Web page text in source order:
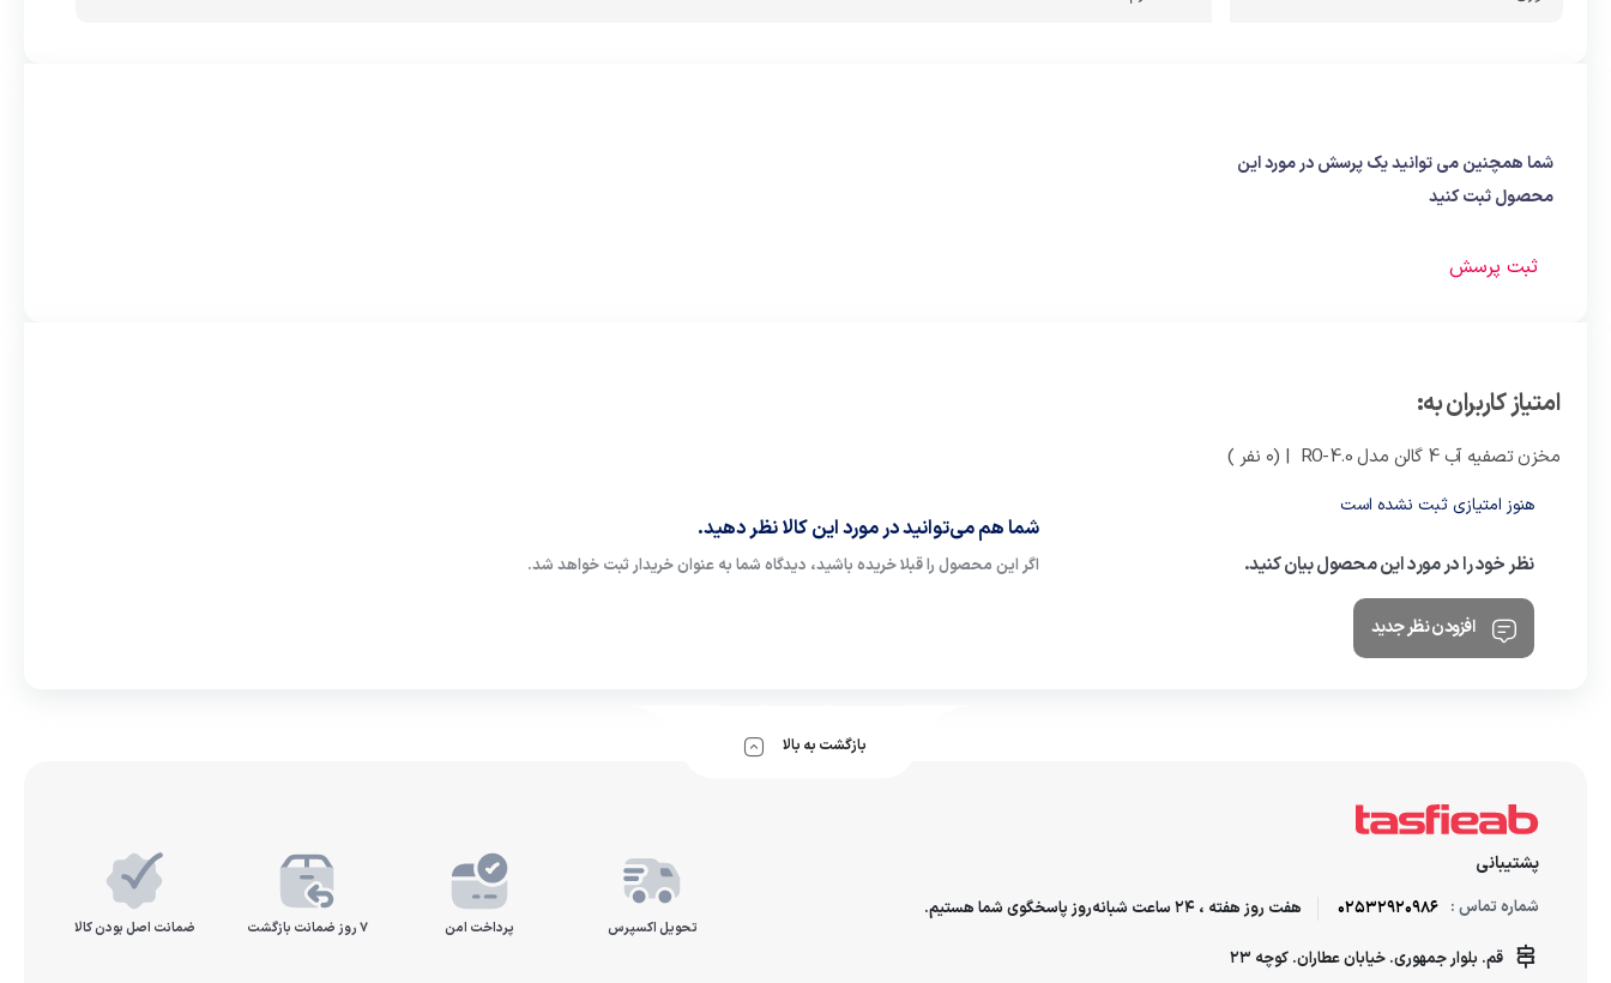
شما همچنین می توانید یک پرسش در مورد این
محصول ثبت کنید
ثبت پرسش
امتیاز کاربران به:
مخزن تصفیه آب 4 گالن مدل RO-4.0 | (0 نفر )
هنوز امتیازی ثبت نشده است
نظر خود را در مورد این محصول بیان کنید.
افزودن نظر جدید
شما هم می‌توانید در مورد این کالا نظر دهید.
اگر این محصول را قبلا خریده باشید، دیدگاه شما به عنوان خریدار ثبت خواهد شد.
بازگشت به بالا
پشتیبانی
شماره تماس : 02532920986 هفت روز هفته ، 24 ساعت شبانه‌روز پاسخگوی شما هستیم.
قم. بلوار جمهوری. خیابان عطاران. کوچه 23
تحویل اکسپرس پرداخت امن ۷ روز ضمانت بازگشت ضمانت اصل بودن کالا